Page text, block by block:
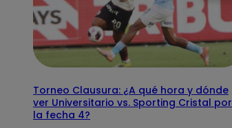
Torneo Clausura: ¿A qué hora y dónde
ver Universitario vs. Sporting Cristal por
la fecha 4?